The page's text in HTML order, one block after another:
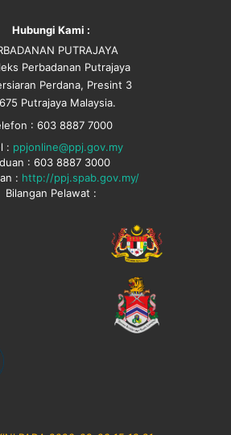
Hubungi Kami :
PUTRAJAYA
Perbadanan Putrajaya
Perdana, Presint 3
Putrajaya Malaysia.
: 603 8887 7000
: ppjonline@ppj.gov.my
: 603 8887 3000
: http://ppj.spab.gov.my/
Bilangan Pelawat :